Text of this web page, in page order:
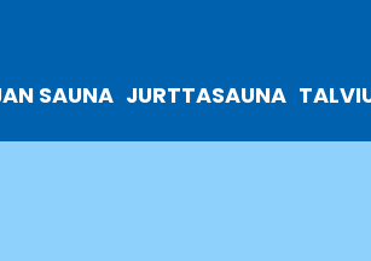
SAUNA JURTTASAUNA